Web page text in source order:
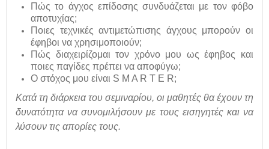
Πώς το άγχος επίδοσης συνδυάζεται με τον φόβο
αποτυχίας;
Ποιες τεχνικές αντιμετώπισης άγχους μπορούν οι
έφηβοι να χρησιμοποιούν;
Πώς διαχειρίζομαι τον χρόνο μου ως έφηβος και
ποιες παγίδες πρέπει να αποφύγω;
Ο στόχος μου είναι S M A R T E R;
Κατά τη διάρκεια του σεμιναρίου, οι μαθητές θα έχουν τη
δυνατότητα να συνομιλήσουν με τους εισηγητές και να
λύσουν τις απορίες τους.